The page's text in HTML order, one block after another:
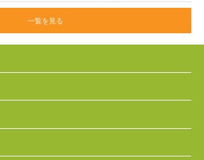
一覧を見る